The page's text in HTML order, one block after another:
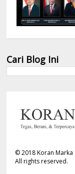
Cari Blog Ini
©2018Koran Marka
All rights reserved.